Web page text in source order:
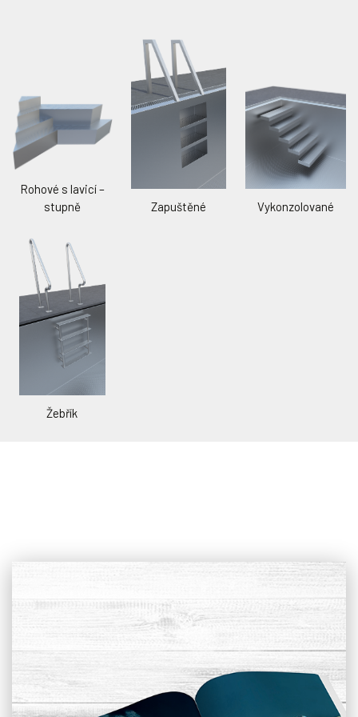
Rohové s lavicí –
stupně
Zapuštěné Vykonzolované
Žebřík
Broušený povrch – pro stěny
bazénu
WIBRE LED bílé Ø210 mm
WIBRE LED RGB Ø210 mm
WIBRE LED bílé Ø240 mm
WIBRE LED RGB Ø240 mm
ASTRAL LED bílé Ø250 mm
ASTRAL LED RGB Ø250 mm
Lamelové zakrytí
Možnost skrýt lamelu do dna či stěny bazénu. Vybírat si můžete
ze dvou druhů a z 16 různých barev
Venkovní alternativa pro zakrytí bazénu, které vám nabízí
možnost koupání i ve špatném počasí. Můžete si volit z nízkého,
středního a vysokého zakrytí.
Masážní tryska